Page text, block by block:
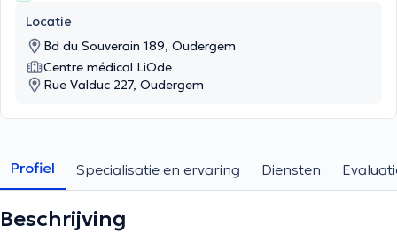
Locatie
Bd du Souverain 189, Oudergem
Centre médical LiOde
Rue Valduc 227, Oudergem
Profiel Specialisatie en ervaring Diensten
Beschrijving